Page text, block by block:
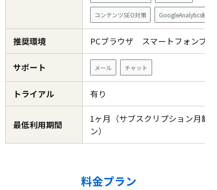
コンテンツSEO対策 GoogleAnalytics統合
推奨環境 PCブラウザ スマートフォンブ
サポート メール チャット
トライアル 有り
最低利用期間
1ヶ月（サブスクリプション月額
ン）
料金プラン